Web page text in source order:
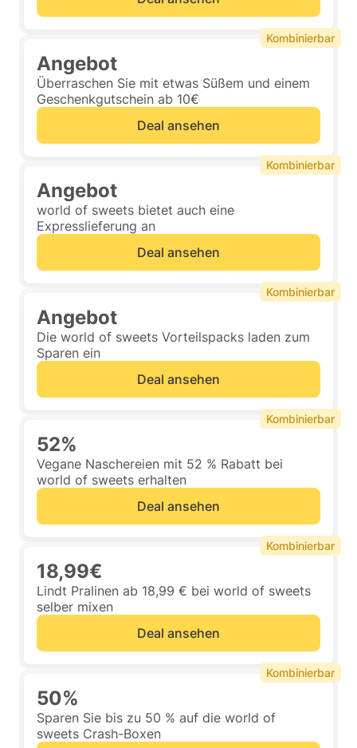
Angebot
Überraschen Sie mit etwas Süßem und einem
Geschenkgutschein ab 10€
Deal ansehen
Kombinierbar
Angebot
world of sweets bietet auch eine
Expresslieferung an
Deal ansehen
Kombinierbar
Angebot
Die world of sweets Vorteilspacks laden zum
Sparen ein
Deal ansehen
Kombinierbar
52%
Vegane Naschereien mit 52 % Rabatt bei
world of sweets erhalten
Deal ansehen
Kombinierbar
18,99€
Lindt Pralinen ab 18,99 € bei world of sweets
selber mixen
Deal ansehen
Kombinierbar
50%
Sparen Sie bis zu 50 % auf die world of
sweets Crash-Boxen
Kombinierbar